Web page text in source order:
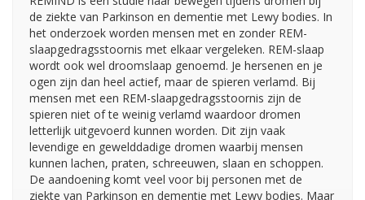
de ziekte van Parkinson en dementie met Lewy bodies. In
het onderzoek worden mensen met en zonder REM-
slaapgedragsstoornis met elkaar vergeleken. REM-slaap
wordt ook wel droomslaap genoemd. Je hersenen en je
ogen zijn dan heel actief, maar de spieren verlamd. Bij
mensen met een REM-slaapgedragsstoornis zijn de
spieren niet of te weinig verlamd waardoor dromen
letterlijk uitgevoerd kunnen worden. Dit zijn vaak
levendige en gewelddadige dromen waarbij mensen
kunnen lachen, praten, schreeuwen, slaan en schoppen.
De aandoening komt veel voor bij personen met de
ziekte van Parkinson en dementie met Lewy bodies. Maar